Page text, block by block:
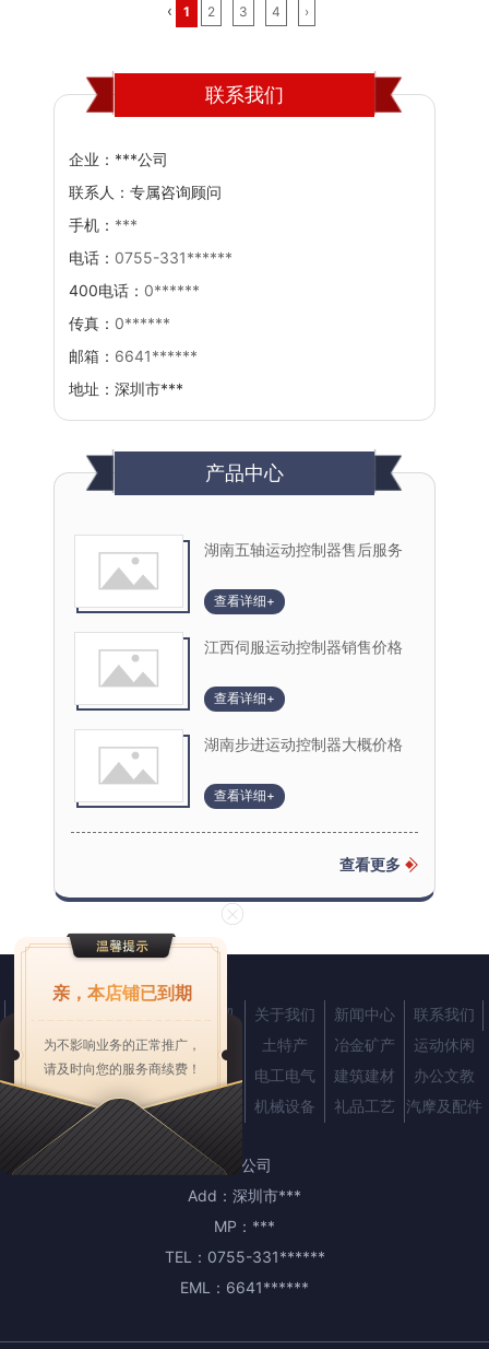
‹ 1 2 3 4 ›
联系我们
企业： ***公司
联系人： 专属咨询顾问
手机： ***
电话： 0755-331******
400电话： 0******
传真： 0******
邮箱： 6641******
地址： 深圳市***
产品中心
湖南五轴运动控制器售后服务
查看详细+
江西伺服运动控制器销售价格
查看详细+
湖南步进运动控制器大概价格
查看详细+
查看更多
企业商机 关于我们 新闻中心
联系我们
农业
服装 化工 土特产 冶金矿产
运动休闲
纺织皮革
交通运输 仪器仪表 电工电气 建筑建材
办公文教
家用电器
家居用品 五金工具 机械设备 礼品工艺 汽摩及配件
***公司
Add： 深圳市***
MP： ***
TEL： 0755-331******
EML： 6641******
亲，本店铺已到期
为不影响业务的正常推广，
请及时向您的服务商续费！